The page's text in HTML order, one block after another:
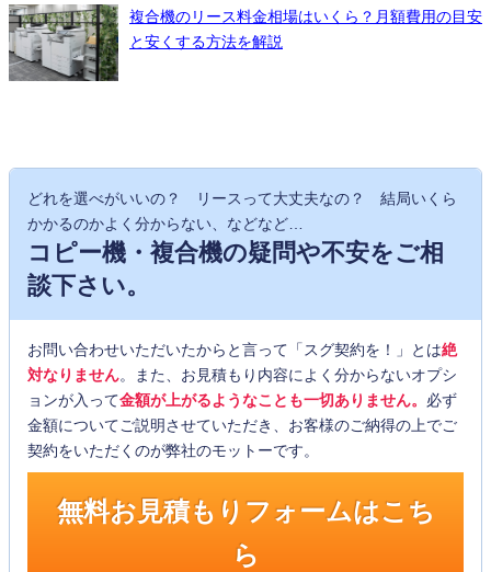
複合機のリース料金相場はいくら？月額費用の目安
と安くする方法を解説
どれを選べがいいの？ リースって大丈夫なの？ 結局いくら
かかるのかよく分からない、などなど…
コピー機・複合機の疑問や不安をご相
談下さい。
お問い合わせいただいたからと言って「スグ契約を！」とは絶
対なりません。また、お見積もり内容によく分からないオプシ
ョンが入って金額が上がるようなことも一切ありません。 必ず
金額についてご説明させていただき、お客様のご納得の上でご
契約をいただくのが弊社のモットーです。
無料お見積もりフォームはこち
ら